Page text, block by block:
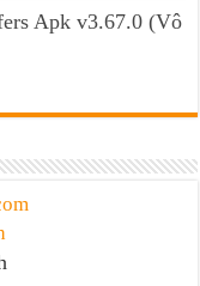
Apk v3.67.0 (Vô